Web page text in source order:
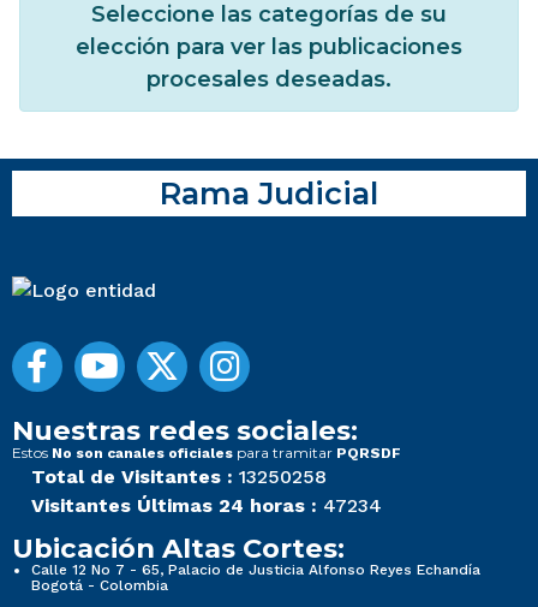
Seleccione las categorías de su
elección para ver las publicaciones
procesales deseadas.
Rama Judicial
Nuestras redes sociales:
Estos No son canales oficiales para tramitar PQRSDF
Total de Visitantes : 13250258
Visitantes Últimas 24 horas : 47234
Ubicación Altas Cortes:
Calle 12 No 7 - 65, Palacio de Justicia Alfonso Reyes Echandía
Bogotá - Colombia